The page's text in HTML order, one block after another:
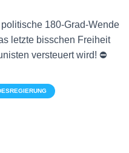
180-Grad-Wende
letzte bisschen Freiheit
versteuert wird! ⛔️